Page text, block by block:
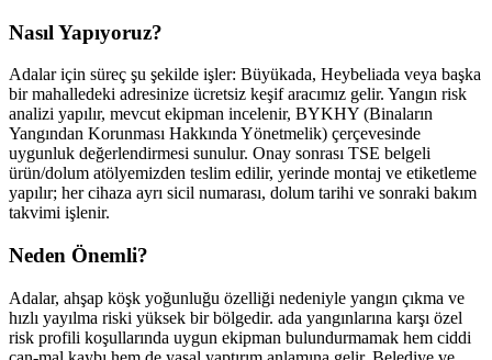
Nasıl Yapıyoruz?
Adalar için süreç şu şekilde işler: Büyükada, Heybeliada veya başka
bir mahalledeki adresinize ücretsiz keşif aracımız gelir. Yangın risk
analizi yapılır, mevcut ekipman incelenir, BYKHY (Binaların
Yangından Korunması Hakkında Yönetmelik) çerçevesinde
uygunluk değerlendirmesi sunulur. Onay sonrası TSE belgeli
ürün/dolum atölyemizden teslim edilir, yerinde montaj ve etiketleme
yapılır; her cihaza ayrı sicil numarası, dolum tarihi ve sonraki bakım
takvimi işlenir.
Neden Önemli?
Adalar, ahşap köşk yoğunluğu özelliği nedeniyle yangın çıkma ve
hızlı yayılma riski yüksek bir bölgedir. ada yangınlarına karşı özel
risk profili koşullarında uygun ekipman bulundurmamak hem ciddi